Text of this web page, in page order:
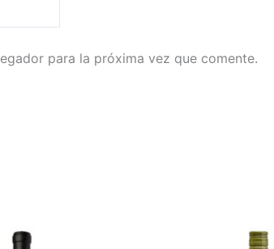
para la próxima vez que comente.